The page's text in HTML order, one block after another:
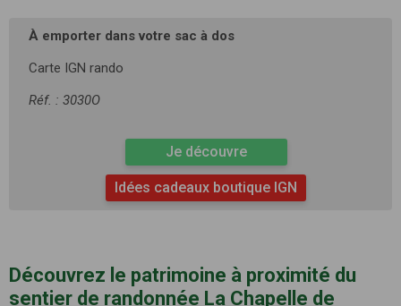
À emporter dans votre sac à dos
Carte IGN rando
Réf. : 3030O
Je découvre
Idées cadeaux boutique IGN
Découvrez le patrimoine à proximité du
sentier de randonnée La Chapelle de